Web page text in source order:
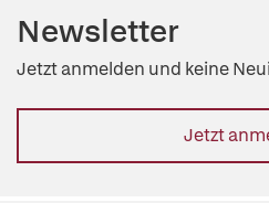
Newsletter
Jetzt anmelden und keine
Jetzt